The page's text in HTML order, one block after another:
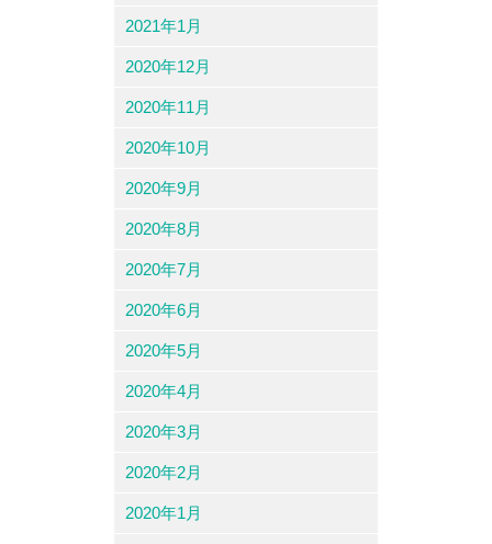
2021年1月
2020年12月
2020年11月
2020年10月
2020年9月
2020年8月
2020年7月
2020年6月
2020年5月
2020年4月
2020年3月
2020年2月
2020年1月